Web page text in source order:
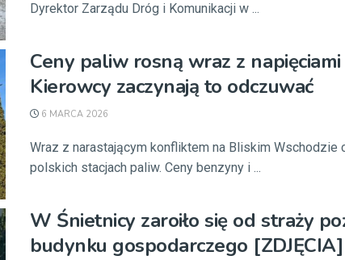
Dyrektor Zarządu Dróg i Komunikacji w ...
Ceny paliw rosną wraz z
Kierowcy zaczynają to odczuwać
6 MARCA 2026
Wraz z narastającym konfliktem na Bliskim
polskich stacjach paliw. Ceny benzyny i ...
W Śnietnicy zaroiło się od straży
budynku gospodarczego [ZDJĘCIA]